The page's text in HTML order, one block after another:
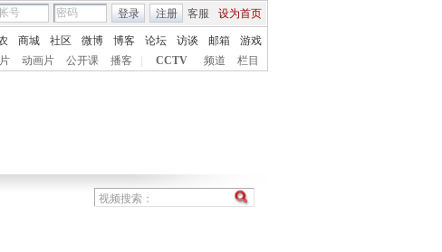
客服 设为首页
登录 注册
商城 社区 微博 博客 论坛 访谈 邮箱
游戏
动画片 公开课 播客 CCTV 频道 栏目